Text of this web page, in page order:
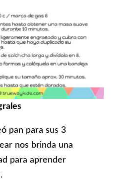
pan para sus 3
nos brinda una
para aprender